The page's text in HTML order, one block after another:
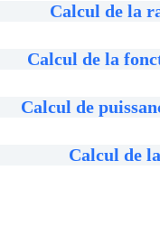
Calcul de la
Calcul de la
Calcul de
Calcul de